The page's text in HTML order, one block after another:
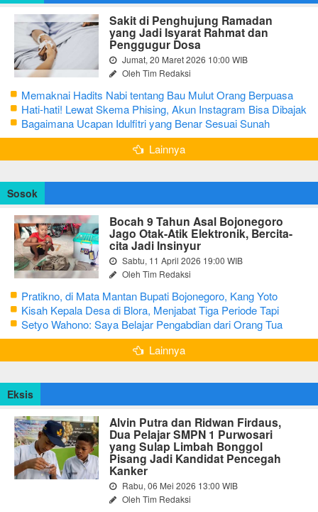
Sakit di Penghujung Ramadan
yang Jadi Isyarat Rahmat dan
Penggugur Dosa
Jumat, 20 Maret 2026 10:00 WIB
Oleh Tim Redaksi
Memaknai Hadits Nabi tentang Bau Mulut Orang Berpuasa
Secara Bijak Agar Tidak Menggangu
Hati-hati! Lewat Skema Phising, Akun Instagram Bisa Dibajak
Kurang dari 3 Menit
Bagaimana Ucapan Idulfitri yang Benar Sesuai Sunah
Rasulullah
Lainnya
Sosok
Bocah 9 Tahun Asal Bojonegoro
Jago Otak-Atik Elektronik, Bercita-
cita Jadi Insinyur
Sabtu, 11 April 2026 19:00 WIB
Oleh Tim Redaksi
Pratikno, di Mata Mantan Bupati Bojonegoro, Kang Yoto
Kisah Kepala Desa di Blora, Menjabat Tiga Periode Tapi
Masih Hidup Sederhana
Setyo Wahono: Saya Belajar Pengabdian dari Orang Tua
Lainnya
Eksis
Alvin Putra dan Ridwan Firdaus,
Dua Pelajar SMPN 1 Purwosari
yang Sulap Limbah Bonggol
Pisang Jadi Kandidat Pencegah
Kanker
Rabu, 06 Mei 2026 13:00 WIB
Oleh Tim Redaksi